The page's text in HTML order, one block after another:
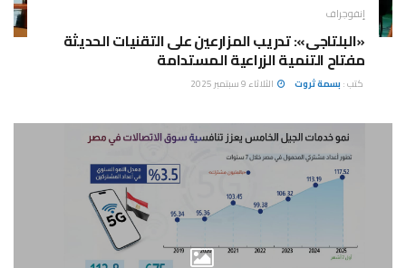
إنفوجراف
«البلتاجى»: تدريب المزارعين على التقنيات الحديثة
مفتاح التنمية الزراعية المستدامة
كتب : بسمة ثروت الثلاثاء 9 سبتمبر 2025